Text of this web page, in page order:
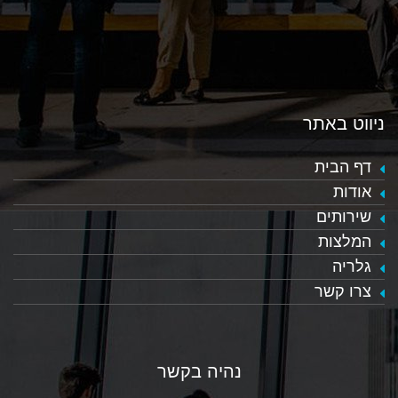
ניווט באתר
דף הבית
אודות
שירותים
המלצות
גלריה
צרו קשר
נהיה בקשר